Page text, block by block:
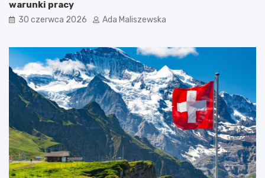
warunki pracy
30 czerwca 2026 Ada Maliszewska